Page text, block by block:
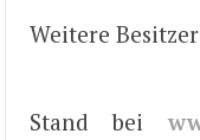
Weitere
Stand bei